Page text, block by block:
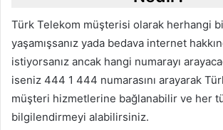
Türk Telekom müşterisi olarak herhangi
yaşamışsanız yada bedava internet
istiyorsanız ancak hangi numarayı
iseniz 444 1 444 numarasını arayarak
müşteri hizmetlerine bağlanabilir ve her
bilgilendirmeyi alabilirsiniz.